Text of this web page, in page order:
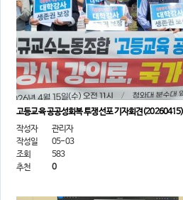
고등교육 공공성회복 투쟁선포 기자회견(20260415)
작성자
관리자
작성일
05-03
조회
583
추천
0